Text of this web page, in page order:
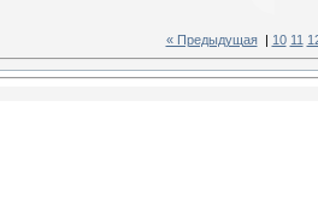
« Предыдущая| 10 11